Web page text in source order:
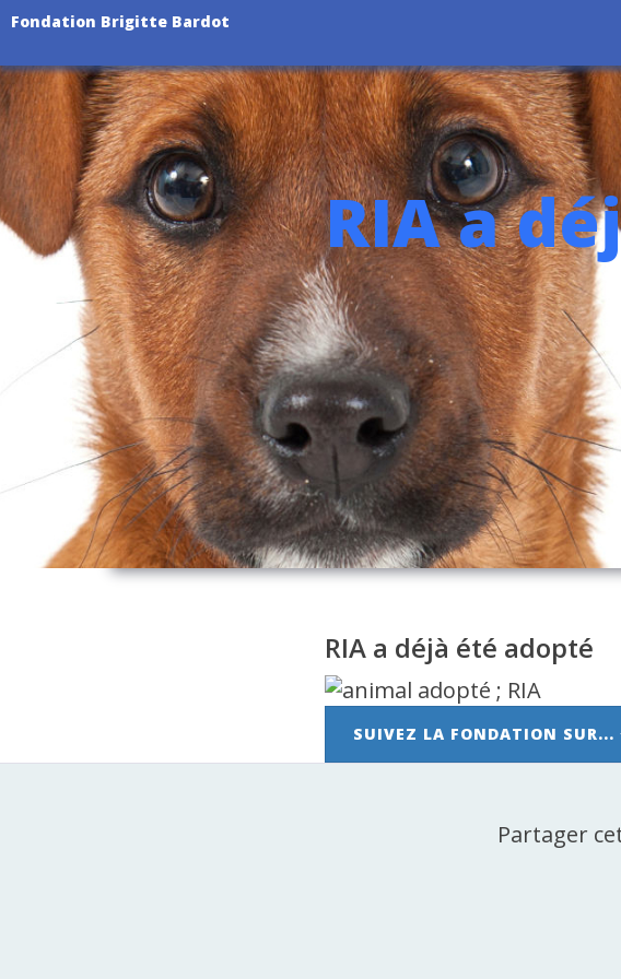
Fondation Brigitte Bardot
RIA a
RIA a déjà été adopté
SUIVEZ LA FONDATION SUR...
Partager